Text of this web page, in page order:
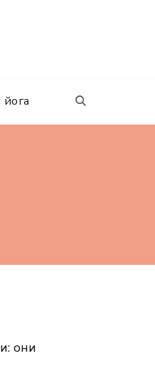
они